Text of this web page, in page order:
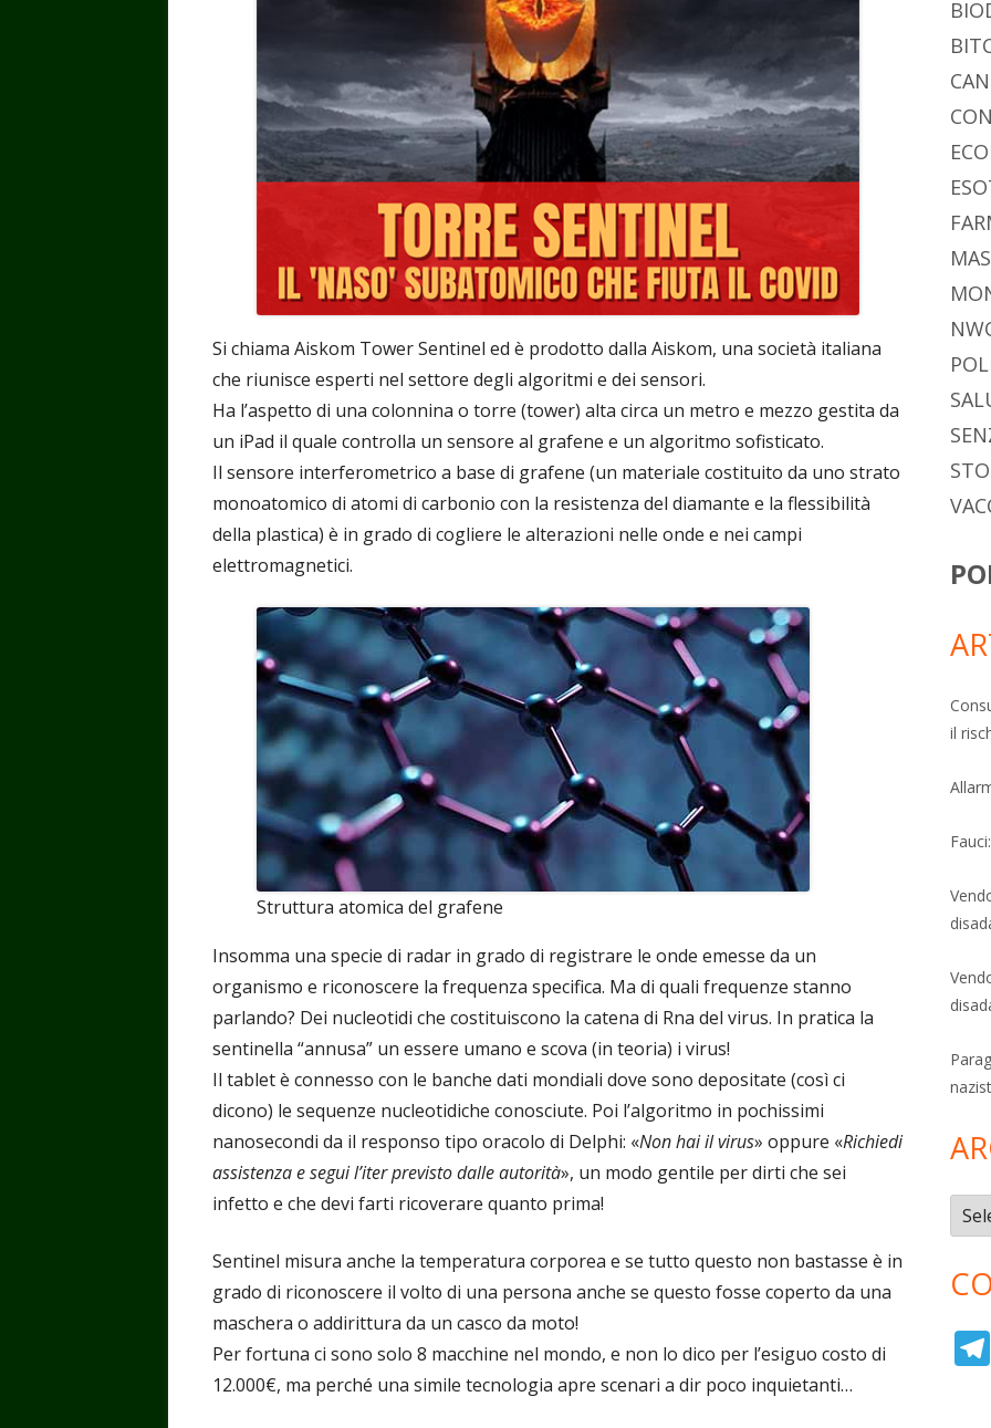
Si chiama Aiskom Tower Sentinel ed è prodotto dalla Aiskom, una società italiana
che riunisce esperti nel settore degli algoritmi e dei sensori.
Ha l’aspetto di una colonnina o torre (tower) alta circa un metro e mezzo gestita da
un iPad il quale controlla un sensore al grafene e un algoritmo sofisticato.
Il sensore interferometrico a base di grafene (un materiale costituito da uno strato
monoatomico di atomi di carbonio con la resistenza del diamante e la flessibilità
della plastica) è in grado di cogliere le alterazioni nelle onde e nei campi
elettromagnetici.
Struttura atomica del grafene
Insomma una specie di radar in grado di registrare le onde emesse da un
organismo e riconoscere la frequenza specifica. Ma di quali frequenze stanno
parlando? Dei nucleotidi che costituiscono la catena di Rna del virus. In pratica la
sentinella “annusa” un essere umano e scova (in teoria) i virus!
Il tablet è connesso con le banche dati mondiali dove sono depositate (così ci
dicono) le sequenze nucleotidiche conosciute. Poi l’algoritmo in pochissimi
nanosecondi da il responso tipo oracolo di Delphi: «Non hai il virus» oppure «Richiedi
assistenza e segui l’iter previsto dalle autorità», un modo gentile per dirti che sei
infetto e che devi farti ricoverare quanto prima!
Sentinel misura anche la temperatura corporea e se tutto questo non bastasse è in
grado di riconoscere il volto di una persona anche se questo fosse coperto da una
maschera o addirittura da un casco da moto!
Per fortuna ci sono solo 8 macchine nel mondo, e non lo dico per l’esiguo costo di
12.000€, ma perché una simile tecnologia apre scenari a dir poco inquietanti…
il